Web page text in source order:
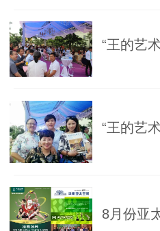
“王的艺
“王的艺
8月份亚